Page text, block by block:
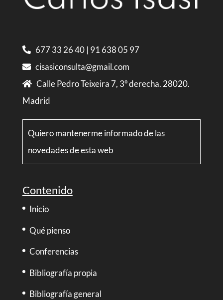
677 33 26 40| 91 638 05 97
cisasiconsulta@gmail.com
Calle Pedro Teixeira 7, 3º derecha. 28020.
Madrid
Quiero mantenerme informado de las
novedades de esta web
Contenido
Inicio
Qué pienso
Conferencias
Bibliografía propia
Bibliografía general